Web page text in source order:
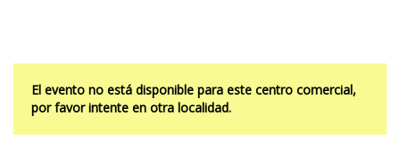
El evento no está disponible para este centro comercial,
por favor intente en otra localidad.